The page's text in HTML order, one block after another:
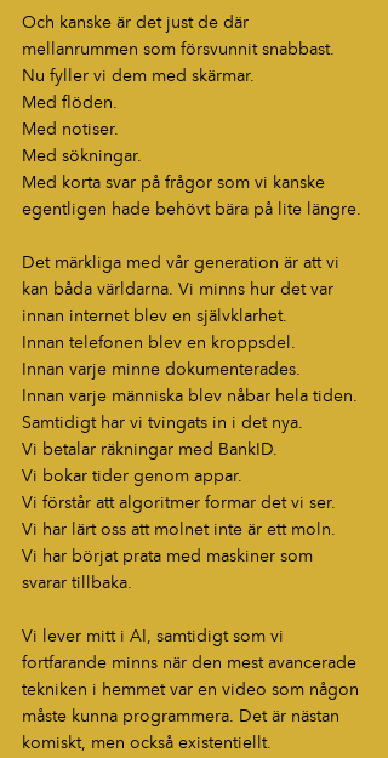
Och kanske är det just de där
mellanrummen som försvunnit snabbast.
Nu fyller vi dem med skärmar.
Med flöden.
Med notiser.
Med sökningar.
Med korta svar på frågor som vi kanske
egentligen hade behövt bära på lite längre.
Det märkliga med vår generation är att vi
kan båda världarna. Vi minns hur det var
innan internet blev en självklarhet.
Innan telefonen blev en kroppsdel.
Innan varje minne dokumenterades.
Innan varje människa blev nåbar hela tiden.
Samtidigt har vi tvingats in i det nya.
Vi betalar räkningar med BankID.
Vi bokar tider genom appar.
Vi förstår att algoritmer formar det vi ser.
Vi har lärt oss att molnet inte är ett moln.
Vi har börjat prata med maskiner som
svarar tillbaka.
Vi lever mitt i AI, samtidigt som vi
fortfarande minns när den mest avancerade
tekniken i hemmet var en video som någon
måste kunna programmera. Det är nästan
komiskt, men också existentiellt.